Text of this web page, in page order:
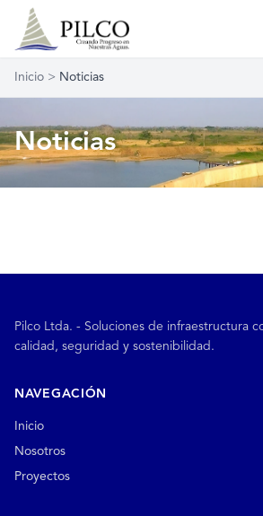
Inicio > Noticias
Noticias
Pilco Ltda. - Soluciones de infraestructura
calidad, seguridad y sostenibilidad.
NAVEGACIÓN
Inicio
Nosotros
Proyectos